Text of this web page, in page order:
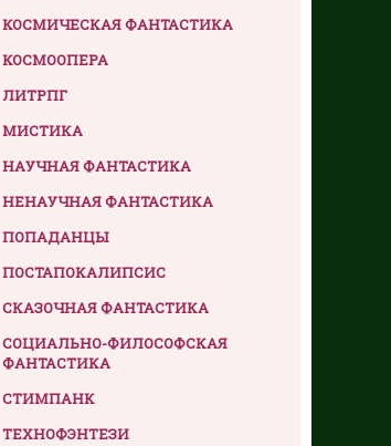
КОСМИЧЕСКАЯ ФАНТАСТИКА
КОСМООПЕРА
ЛИТРПГ
МИСТИКА
НАУЧНАЯ ФАНТАСТИКА
НЕНАУЧНАЯ ФАНТАСТИКА
ПОПАДАНЦЫ
ПОСТАПОКАЛИПСИС
СКАЗОЧНАЯ ФАНТАСТИКА
СОЦИАЛЬНО-ФИЛОСОФСКАЯ
ФАНТАСТИКА
СТИМПАНК
ТЕХНОФЭНТЕЗИ